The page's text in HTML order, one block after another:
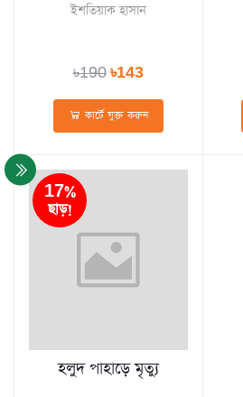
ইশতিয়াক হাসান
৳190৳143
কার্টে যুক্ত করুন
17%
ছাড়!
হলুদ পাহাড়ে মৃত্যু